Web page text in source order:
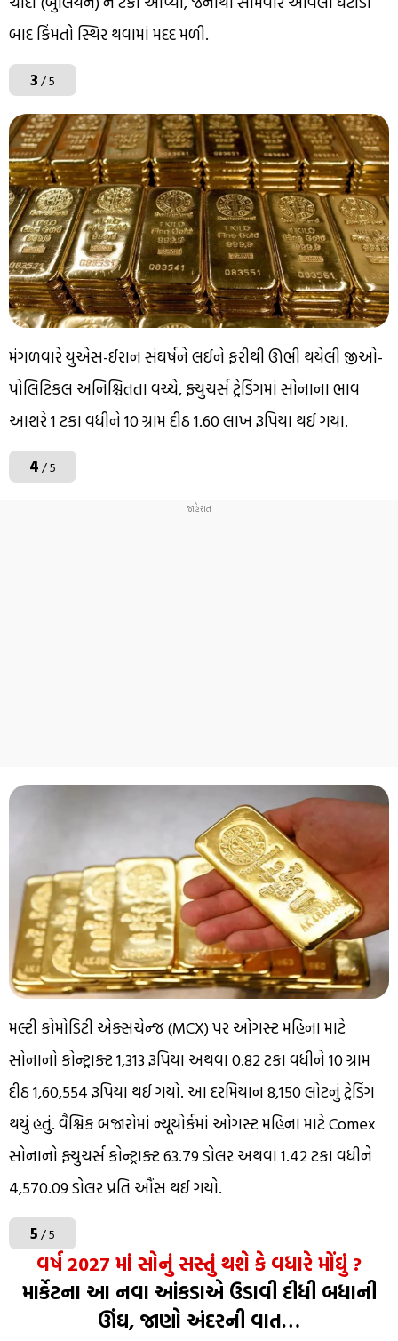
બાદ કિંમતો સ્થિર થવામાં મદદ મળી.
3/ 5
મંગળવારે યુએસ-ઈરાન સંઘર્ષને લઈને ફરીથી ઊભી થયેલી જીઓ-
પોલિટિકલ અનિશ્ચિતતા વચ્ચે, ફ્યુચર્સ ટ્રેડિંગમાં સોનાના ભાવ
આશરે 1 ટકા વધીને 10 ગ્રામ દીઠ 1.60 લાખ રૂપિયા થઈ ગયા.
4/ 5
મલ્ટી કોમોડિટી એક્સચેન્જ (MCX) પર ઓગસ્ટ મહિના માટે
સોનાનો કોન્ટ્રાક્ટ 1,313 રૂપિયા અથવા 0.82 ટકા વધીને 10 ગ્રામ
દીઠ 1,60,554 રૂપિયા થઈ ગયો. આ દરમિયાન 8,150 લોટનું ટ્રેડિંગ
થયું હતું. વૈશ્વિક બજારોમાં ન્યૂયોર્કમાં ઓગસ્ટ મહિના માટે Comex
સોનાનો ફ્યુચર્સ કોન્ટ્રાક્ટ 63.79 ડોલર અથવા 1.42 ટકા વધીને
4,570.09 ડોલર પ્રતિ ઔંસ થઈ ગયો.
5/ 5
વર્ષ 2027 માં સોનું સસ્તું થશે કે વધારે મોંઘું ?
માર્કેટના આ નવા આંકડાએ ઉડાવી દીધી બધાની
ઊંઘ, જાણો અંદરની વાત…